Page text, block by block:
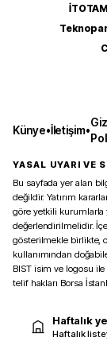
İTOTAM
Künye•İletişim•
YASAL UYARI VE
Bu sayfada yer alan
değildir. Yatırım
göre yetkili kurumlarla
değerlendirilmelidir.
gösterilmekle birlikte,
kullanımından
BIST isim ve logosu
telif hakları Borsa
Haftalık
Haftalık